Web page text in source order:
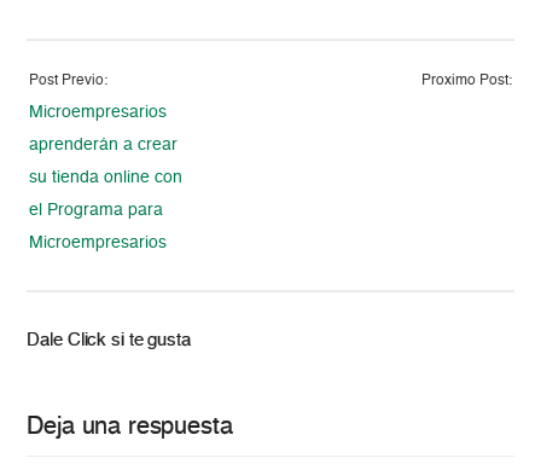
Post Previo:
Microempresarios
aprenderán a crear
su tienda online con
el Programa para
Microempresarios
Proximo Post:
Dale Click si te gusta
Deja una respuesta